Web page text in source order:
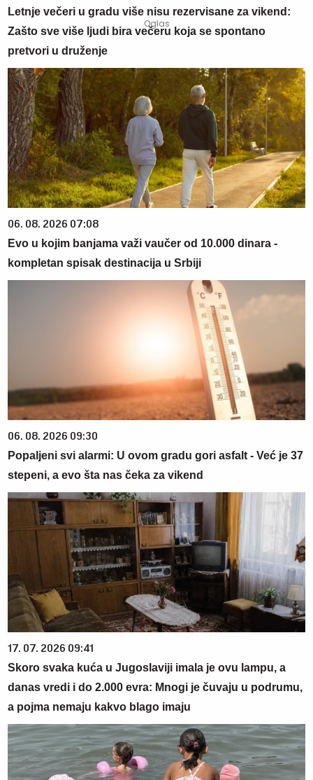
Letnje večeri u gradu više nisu rezervisane za vikend:
Zašto sve više ljudi bira večeru koja se spontano
pretvori u druženje
06. 08. 2026 07:08
Evo u kojim banjama važi vaučer od 10.000 dinara -
kompletan spisak destinacija u Srbiji
06. 08. 2026 09:30
Popaljeni svi alarmi: U ovom gradu gori asfalt - Već je 37
stepeni, a evo šta nas čeka za vikend
17. 07. 2026 09:41
Skoro svaka kuća u Jugoslaviji imala je ovu lampu, a
danas vredi i do 2.000 evra: Mnogi je čuvaju u podrumu,
a pojma nemaju kakvo blago imaju